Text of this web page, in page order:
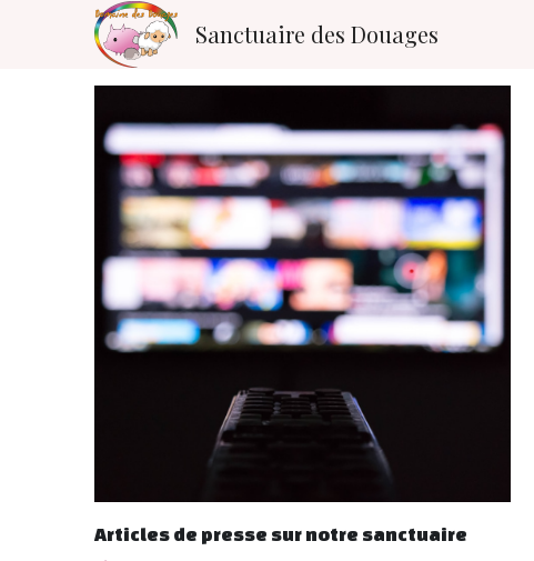
Sanctuaire des Douages
Articles de presse sur notre sanctuaire